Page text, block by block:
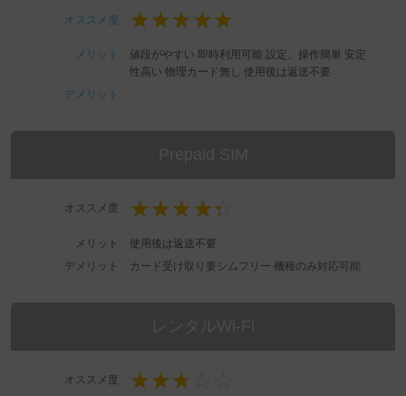
オススメ度
メリット 値段がやすい 即時利用可能 設定、操作簡単 安定
性高い 物理カード無し 使用後は返送不要
デメリット
オススメ度
メリット
使用後は返送不要
デメリット
カード受け取り要シムフリー 機種のみ対応可能
オススメ度